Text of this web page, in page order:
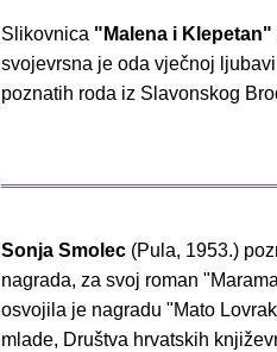
Slikovnica "Malena i Klepetan"
svojevrsna je oda vječnoj
poznatih roda iz Slavonskog
Sonja Smolec (Pula, 1953.)
nagrada, za svoj roman
osvojila je nagradu "Mato
mlade, Društva hrvatskih